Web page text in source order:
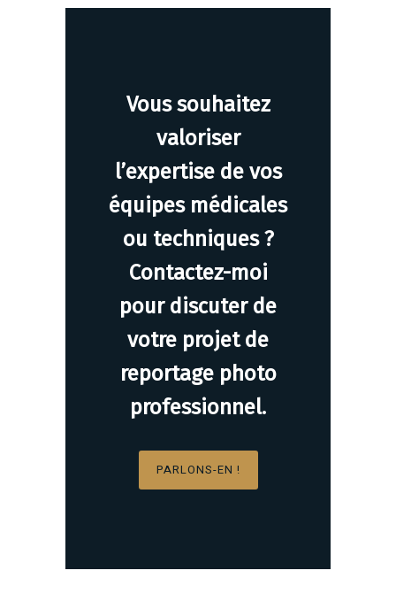
Vous souhaitez
valoriser
l’expertise de vos
équipes médicales
ou techniques ?
Contactez-moi
pour discuter de
votre projet de
reportage photo
professionnel.
PARLONS-EN !